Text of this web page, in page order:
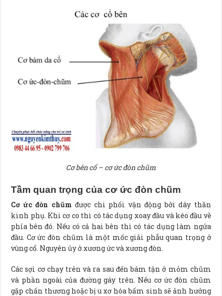
Cơ bên cổ – cơ ức đòn chũm
Tầm quan trọng của cơ ức đòn chũm
Cơ ức đòn chũm được chi phối vận động bởi dây thần
kinh phụ. Khi cơ co thì có tác dụng xoay đầu và kéo đầu về
phía bên đó. Nếu có cả hai bên thì có tác dụng làm ngửa
đầu. Cơ ức đòn chũm là một mốc giải phẫu quan trọng ở
vùng cổ. Nguyên ủy ở xương ức và xương đòn.
Các sợi cơ chạy trên và ra sau đến bám tận ở mỏm chũm
và phần ngoài của đường gáy trên. Nếu cơ ức đòn chũm
gặp chấn thương hoặc bị u xơ hóa bẩm sinh sẽ ảnh hưởng